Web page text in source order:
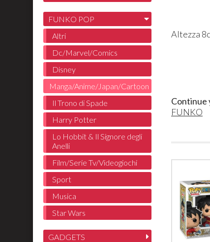
Altezza
Continue
FUNKO
FUNKO POP
Altri
Dc/Marvel/Comics
Disney
Manga/Anime/Japan/Cartoon
Il Trono di Spade
Harry Potter
Lo Hobbit & Il Signore degli
Anelli
Film/Serie Tv/Videogiochi
Sport
Musica
Star Wars
GADGETS